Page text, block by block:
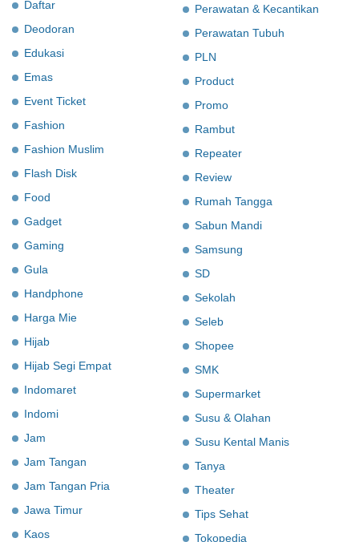
Daftar
Deodoran
Edukasi
Emas
Event Ticket
Fashion
Fashion Muslim
Flash Disk
Food
Gadget
Gaming
Gula
Handphone
Harga Mie
Hijab
Hijab Segi Empat
Indomaret
Indomi
Jam
Jam Tangan
Jam Tangan Pria
Jawa Timur
Kaos
Perawatan & Kecantikan
Perawatan Tubuh
PLN
Product
Promo
Rambut
Repeater
Review
Rumah Tangga
Sabun Mandi
Samsung
SD
Sekolah
Seleb
Shopee
SMK
Supermarket
Susu & Olahan
Susu Kental Manis
Tanya
Theater
Tips Sehat
Tokopedia